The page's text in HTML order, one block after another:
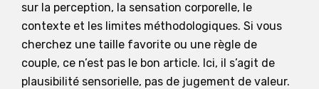
sur la perception, la sensation corporelle, le
contexte et les limites méthodologiques. Si vous
cherchez une taille favorite ou une règle de
couple, ce n’est pas le bon article. Ici, il s’agit de
plausibilité sensorielle, pas de jugement de valeur.